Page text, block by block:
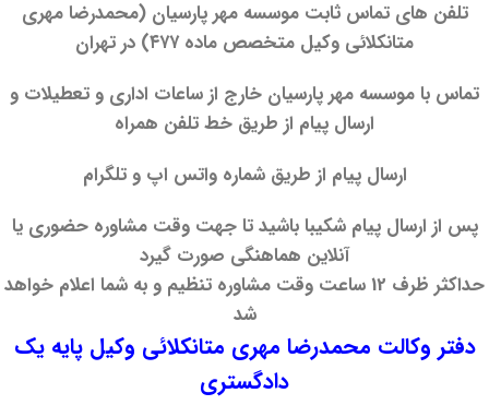
تلفن‌ های تماس ثابت موسسه مهر پارسیان (محمدرضا مهری
متانکلائی وکیل متخصص ماده ۴۷۷) در تهران
تماس با موسسه مهر پارسیان خارج از ساعات اداری و تعطیلات و
ارسال پیام از طریق خط تلفن همراه
ارسال پیام از طریق شماره واتس اپ و تلگرام
پس از ارسال پیام شکیبا باشید تا جهت وقت مشاوره حضوری یا
آنلاین هماهنگی صورت گیرد
حداکثر ظرف 12 ساعت وقت مشاوره تنظیم و به شما اعلام خواهد
شد
دفتر وکالت محمدرضا مهری متانکلائی وکیل پایه یک
دادگستری